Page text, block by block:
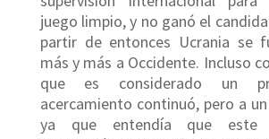
juego limpio, y no ganó el
partir de entonces Ucrania se
más y más a Occidente. Incluso
que es considerado un
acercamiento continuó, pero a
ya que entendía que este